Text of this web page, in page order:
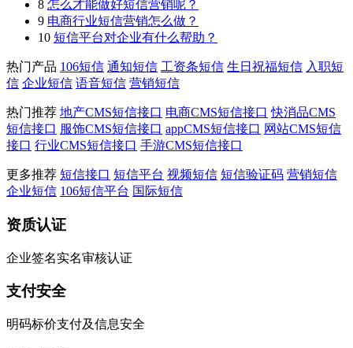
8 怎么才能做好短信营销呢？
9 电商行业短信营销怎么做？
10 短信平台对企业有什么帮助？
热门产品 106短信 通知短信 工资条短信 生日祝福短信 入职短
信 企业短信 语音短信 营销短信
热门推荐 地产CMS短信接口 电商CMS短信接口 快消品CMS
短信接口 服饰CMS短信接口 appCMS短信接口 网站CMS短信
接口 行业CMS短信接口 手游CMS短信接口
更多推荐 短信接口 短信平台 视频短信 短信验证码 营销短信
企业短信 106短信平台 国际短信
资质认证
企业签名实名审核认证
支付安全
明码标价支付及信息安全